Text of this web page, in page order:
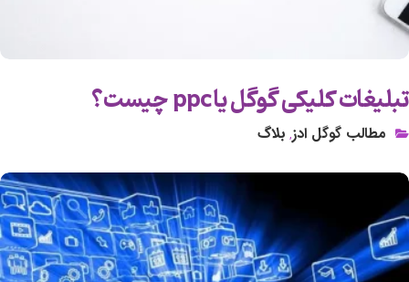
تبلیغات کلیکی گوگل یا ppc چیست؟
مطالب گوگل ادز, بلاگ